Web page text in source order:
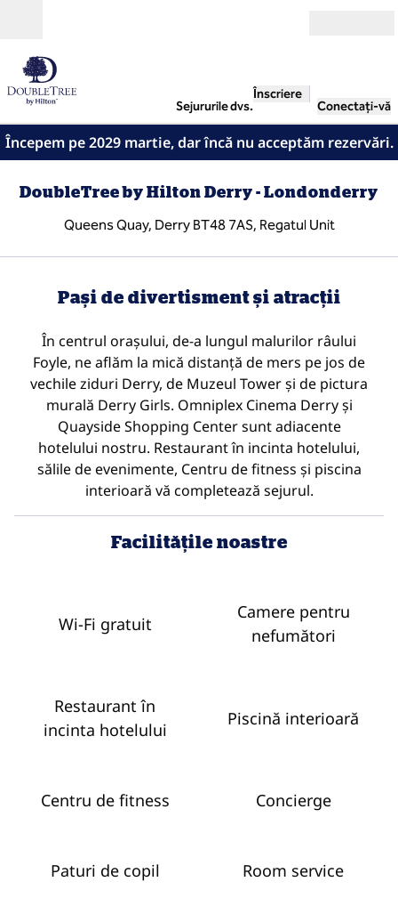
Sejururile dvs.
Înscriere
Conectați-vă
Începem pe 2029 martie, dar încă nu acceptăm rezervări.
DoubleTree by Hilton Derry - Londonderry
Queens Quay, Derry BT48 7AS, Regatul Unit
Pași de divertisment și atracții
În centrul orașului, de-a lungul malurilor râului
Foyle, ne aflăm la mică distanță de mers pe jos de
vechile ziduri Derry, de Muzeul Tower și de pictura
murală Derry Girls. Omniplex Cinema Derry și
Quayside Shopping Center sunt adiacente
hotelului nostru. Restaurant în incinta hotelului,
sălile de evenimente, Centru de fitness și piscina
interioară vă completează sejurul.
Facilităţile noastre
Wi-Fi gratuit
Camere pentru
nefumători
Restaurant în
incinta hotelului
Piscină interioară
Centru de fitness Concierge
Paturi de copil Room service